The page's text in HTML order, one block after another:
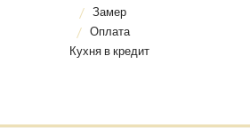
Замер
Оплата
Кухня в кредит